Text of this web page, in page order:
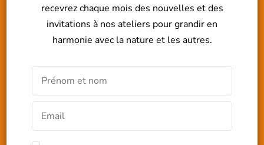
recevrez chaque mois des nouvelles et des
invitations à nos ateliers pour grandir en
harmonie avec la nature et les autres.